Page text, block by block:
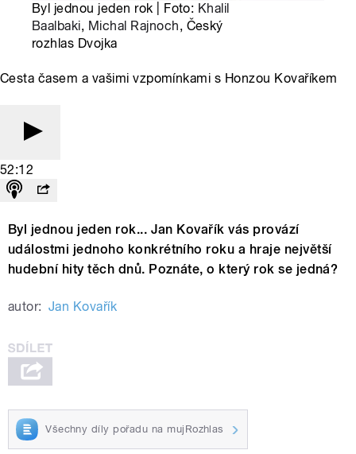
Byl jednou jeden rok | Foto: Khalil
Baalbaki, Michal Rajnoch, Český
rozhlas Dvojka
Cesta časem a vašimi vzpomínkami s Honzou Kovaříkem
52:12
Byl jednou jeden rok... Jan Kovařík vás provází
událostmi jednoho konkrétního roku a hraje největší
hudební hity těch dnů. Poznáte, o který rok se jedná?
autor: Jan Kovařík
Všechny díly pořadu na mujRozhlas